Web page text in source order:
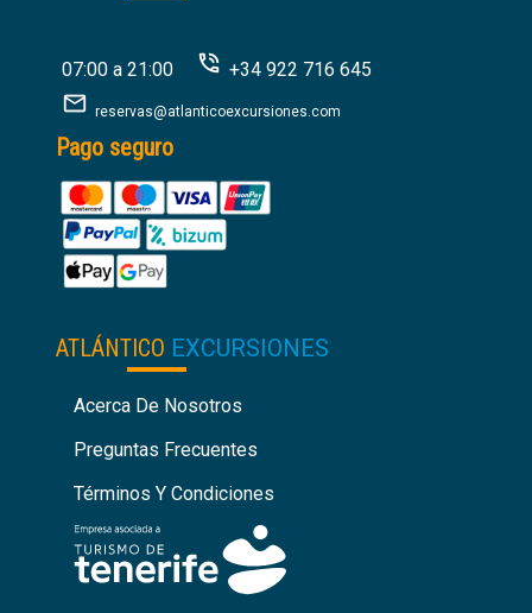
07:00 a 21:00 +34 922 716 645
reservas@atlanticoexcursiones.com
Pago seguro
ATLÁNTICO EXCURSIONES
Acerca De Nosotros
Preguntas Frecuentes
Términos Y Condiciones